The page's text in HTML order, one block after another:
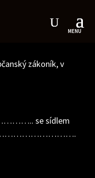
zákoník, v
se sídlem
………………………….